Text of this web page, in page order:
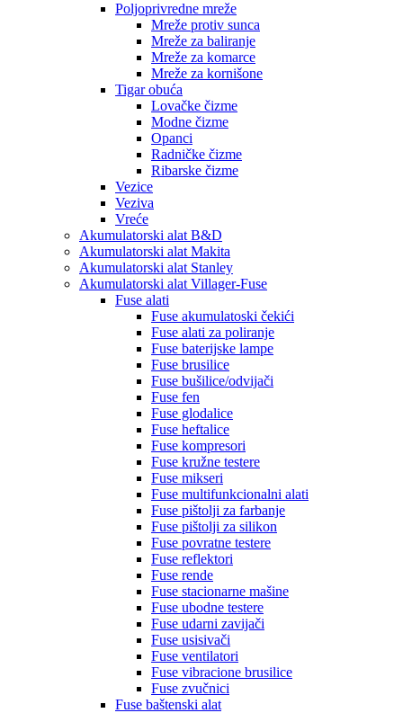
Poljoprivredne mreže
Mreže protiv sunca
Mreže za baliranje
Mreže za komarce
Mreže za kornišone
Tigar obuća
Lovačke čizme
Modne čizme
Opanci
Radničke čizme
Ribarske čizme
Vezice
Veziva
Vreće
Akumulatorski alat B&D
Akumulatorski alat Makita
Akumulatorski alat Stanley
Akumulatorski alat Villager-Fuse
Fuse alati
Fuse akumulatoski čekići
Fuse alati za poliranje
Fuse baterijske lampe
Fuse brusilice
Fuse bušilice/odvijači
Fuse fen
Fuse glodalice
Fuse heftalice
Fuse kompresori
Fuse kružne testere
Fuse mikseri
Fuse multifunkcionalni alati
Fuse pištolji za farbanje
Fuse pištolji za silikon
Fuse povratne testere
Fuse reflektori
Fuse rende
Fuse stacionarne mašine
Fuse ubodne testere
Fuse udarni zavijači
Fuse usisivači
Fuse ventilatori
Fuse vibracione brusilice
Fuse zvučnici
Fuse baštenski alat